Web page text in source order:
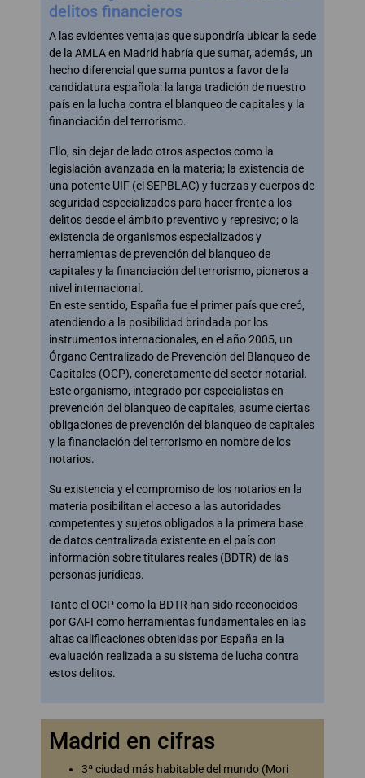
delitos financieros
A las evidentes ventajas que supondría ubicar la sede
de la AMLA en Madrid habría que sumar, además, un
hecho diferencial que suma puntos a favor de la
candidatura española: la larga tradición de nuestro
país en la lucha contra el blanqueo de capitales y la
financiación del terrorismo.
Ello, sin dejar de lado otros aspectos como la
legislación avanzada en la materia; la existencia de
una potente UIF (el SEPBLAC) y fuerzas y cuerpos de
seguridad especializados para hacer frente a los
delitos desde el ámbito preventivo y represivo; o la
existencia de organismos especializados y
herramientas de prevención del blanqueo de
capitales y la financiación del terrorismo, pioneros a
nivel internacional.
En este sentido, España fue el primer país que creó,
atendiendo a la posibilidad brindada por los
instrumentos internacionales, en el año 2005, un
Órgano Centralizado de Prevención del Blanqueo de
Capitales (OCP), concretamente del sector notarial.
Este organismo, integrado por especialistas en
prevención del blanqueo de capitales, asume ciertas
obligaciones de prevención del blanqueo de capitales
y la financiación del terrorismo en nombre de los
notarios.
Su existencia y el compromiso de los notarios en la
materia posibilitan el acceso a las autoridades
competentes y sujetos obligados a la primera base
de datos centralizada existente en el país con
información sobre titulares reales (BDTR) de las
personas jurídicas.
Tanto el OCP como la BDTR han sido reconocidos
por GAFI como herramientas fundamentales en las
altas calificaciones obtenidas por España en la
evaluación realizada a su sistema de lucha contra
estos delitos.
Madrid en cifras
3ª ciudad más habitable del mundo (Mori